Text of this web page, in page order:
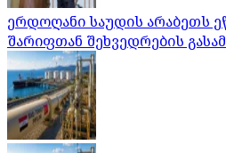
ერდოღანი საუდის არაბეთს
შარიფთან შეხვედრების